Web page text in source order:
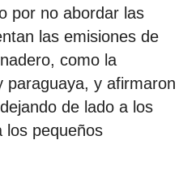
por no abordar las
las emisiones de
como la
paraguaya, y afirmaron
de lado a los
los pequeños